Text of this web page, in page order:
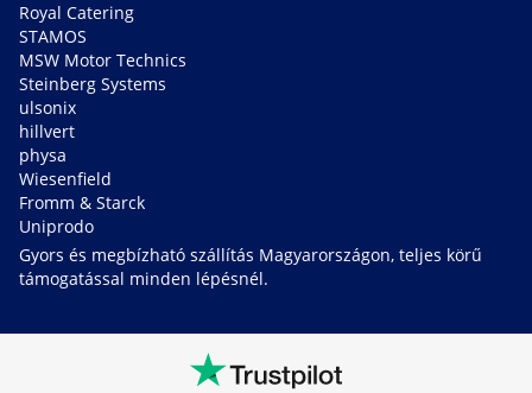
Royal Catering
STAMOS
MSW Motor Technics
Steinberg Systems
ulsonix
hillvert
physa
Wiesenfield
Fromm & Starck
Uniprodo
Gyors és megbízható szállítás Magyarországon, teljes körű
támogatással minden lépésnél.